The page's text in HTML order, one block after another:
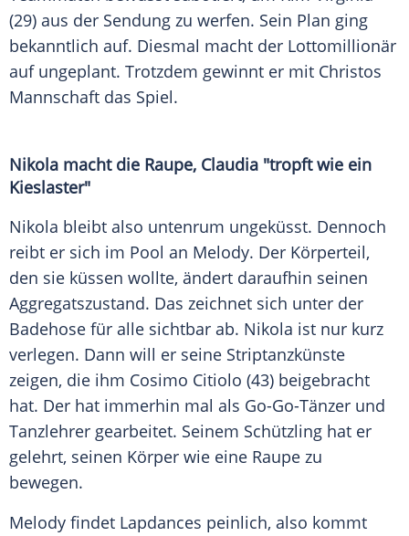
(29) aus der Sendung zu werfen. Sein Plan ging
bekanntlich auf. Diesmal macht der Lottomillionär
auf ungeplant. Trotzdem gewinnt er mit Christos
Mannschaft das Spiel.
Nikola macht die Raupe, Claudia "tropft wie ein
Kieslaster"
Nikola bleibt also untenrum ungeküsst. Dennoch
reibt er sich im Pool an Melody. Der Körperteil,
den sie küssen wollte, ändert daraufhin seinen
Aggregatszustand. Das zeichnet sich unter der
Badehose für alle sichtbar ab. Nikola ist nur kurz
verlegen. Dann will er seine Striptanzkünste
zeigen, die ihm Cosimo Citiolo (43) beigebracht
hat. Der hat immerhin mal als Go-Go-Tänzer und
Tanzlehrer gearbeitet. Seinem Schützling hat er
gelehrt, seinen Körper wie eine Raupe zu
bewegen.
Melody findet Lapdances peinlich, also kommt